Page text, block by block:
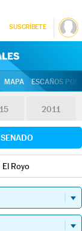
SUSCRÍBETE
MAPA ESCAÑOS
2011
SENADO
El Royo